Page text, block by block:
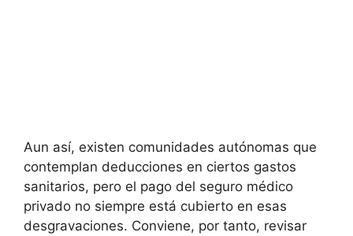
Aun así, existen comunidades autónomas que
contemplan deducciones en ciertos gastos
sanitarios, pero el pago del seguro médico
privado no siempre está cubierto en esas
desgravaciones. Conviene, por tanto, revisar